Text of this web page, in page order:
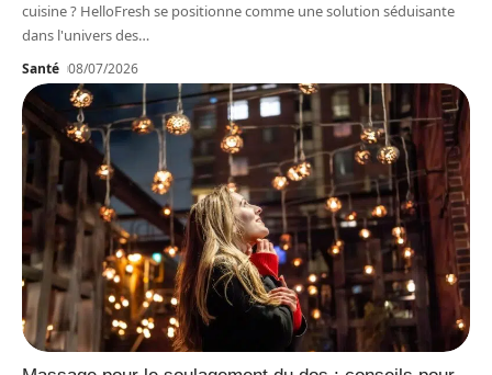
cuisine ? HelloFresh se positionne comme une solution séduisante
dans l'univers des…
Santé 08/07/2026